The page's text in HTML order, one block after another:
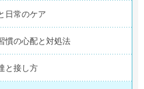
日常のケア
慣の心配と対処法
と接し方